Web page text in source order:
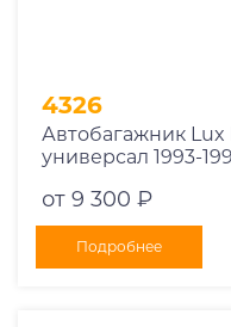
4326
Автобагажник
универсал 1993-
от 9 300 ₽
Подробнее